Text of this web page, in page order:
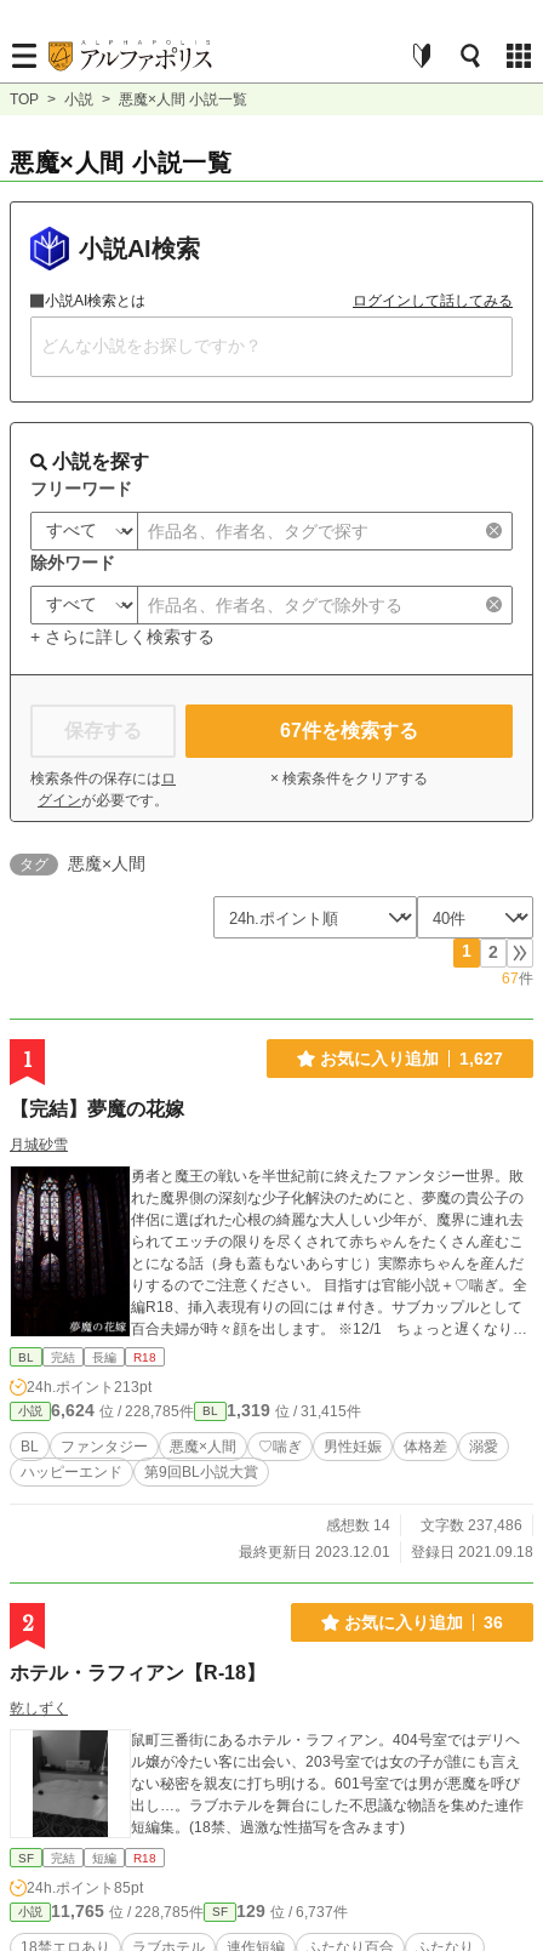
TOP > 小説 > 悪魔×人間 小説一覧
悪魔×人間 小説一覧
小説AI検索
小説AI検索とは ログインして話してみる
小説を探す
フリーワード
除外ワード
+ さらに詳しく検索する
保存する
検索条件の保存には ロ
グインが必要です。
67件を検索する
× 検索条件をクリアする
タグ 悪魔×人間
1 2
67件
1 お気に入り追加 1,627
【完結】夢魔の花嫁
月城砂雪
勇者と魔王の戦いを半世紀前に終えたファンタジー世界。敗
れた魔界側の深刻な少子化解決のためにと、夢魔の貴公子の
伴侶に選ばれた心根の綺麗な大人しい少年が、魔界に連れ去
られてエッチの限りを尽くされて赤ちゃんをたくさん産むこ
とになる話（身も蓋もないあらすじ）実際赤ちゃんを産んだ
りするのでご注意ください。 目指すは官能小説＋♡喘ぎ。全
編R18、挿入表現有りの回には＃付き。サブカップルとして
百合夫婦が時々顔を出します。 ※12/1 ちょっと遅くなりま
したが、番外編完結しました(´▽｀)久し振りで楽しかったで
たくなったらまた更新します。
BL 完結 長編 R18
24h.ポイント 213pt
小説 6,624 位 / 228,785件 BL 1,319 位 / 31,415件
BL ファンタジー 悪魔×人間 ♡喘ぎ 男性妊娠 体格差
溺愛
ハッピーエンド
第9回BL小説大賞
感想数 14
文字数 237,486
最終更新日 2023.12.01
登録日 2021.09.18
2 お気に入り追加 36
ホテル・ラフィアン【R-18】
乾しずく
鼠町三番街にあるホテル・ラフィアン。404号室ではデリヘ
ル嬢が冷たい客に出会い、203号室では女の子が誰にも言え
ない秘密を親友に打ち明ける。601号室では男が悪魔を呼び
出し…。ラブホテルを舞台にした不思議な物語を集めた連作
短編集。(18禁、過激な性描写を含みます)
SF 完結 短編 R18
24h.ポイント 85pt
小説 11,765 位 / 228,785件 SF 129 位 / 6,737件
18禁エロあり ラブホテル 連作短編 ふたなり百合
ふたなり